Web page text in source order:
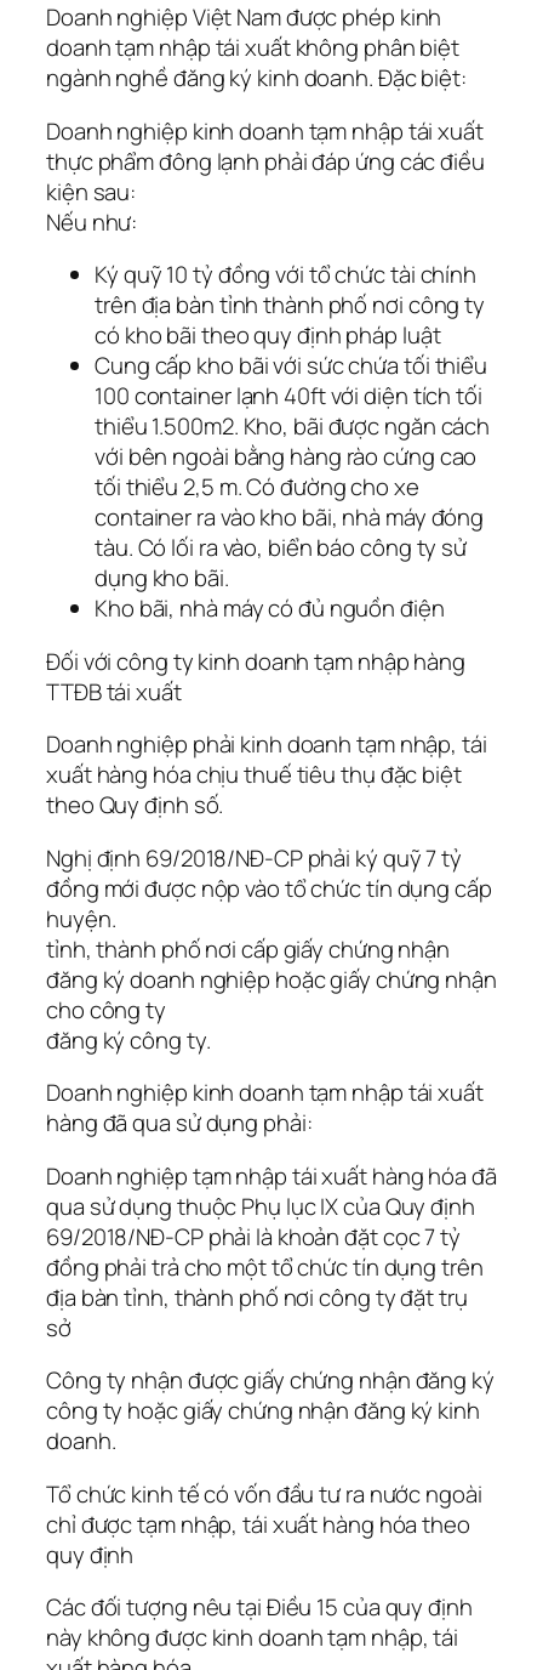
Doanh nghiệp Việt Nam được phép kinh
doanh tạm nhập tái xuất không phân biệt
ngành nghề đăng ký kinh doanh. Đặc biệt:
Doanh nghiệp kinh doanh tạm nhập tái xuất
thực phẩm đông lạnh phải đáp ứng các điều
kiện sau:
Nếu như:
Ký quỹ 10 tỷ đồng với tổ chức tài chính
trên địa bàn tỉnh thành phố nơi công ty
có kho bãi theo quy định pháp luật
Cung cấp kho bãi với sức chứa tối thiểu
100 container lạnh 40ft với diện tích tối
thiểu 1.500m2. Kho, bãi được ngăn cách
với bên ngoài bằng hàng rào cứng cao
tối thiểu 2,5 m. Có đường cho xe
container ra vào kho bãi, nhà máy đóng
tàu. Có lối ra vào, biển báo công ty sử
dụng kho bãi.
Kho bãi, nhà máy có đủ nguồn điện
Đối với công ty kinh doanh tạm nhập hàng
TTĐB tái xuất
Doanh nghiệp phải kinh doanh tạm nhập, tái
xuất hàng hóa chịu thuế tiêu thụ đặc biệt
theo Quy định số.
Nghị định 69/2018/NĐ-CP phải ký quỹ 7 tỷ
đồng mới được nộp vào tổ chức tín dụng cấp
huyện.
tỉnh, thành phố nơi cấp giấy chứng nhận
đăng ký doanh nghiệp hoặc giấy chứng nhận
cho công ty
đăng ký công ty.
Doanh nghiệp kinh doanh tạm nhập tái xuất
hàng đã qua sử dụng phải:
Doanh nghiệp tạm nhập tái xuất hàng hóa đã
qua sử dụng thuộc Phụ lục IX của Quy định
69/2018/NĐ-CP phải là khoản đặt cọc 7 tỷ
đồng phải trả cho một tổ chức tín dụng trên
địa bàn tỉnh, thành phố nơi công ty đặt trụ
sở
Công ty nhận được giấy chứng nhận đăng ký
công ty hoặc giấy chứng nhận đăng ký kinh
doanh.
Tổ chức kinh tế có vốn đầu tư ra nước ngoài
chỉ được tạm nhập, tái xuất hàng hóa theo
quy định
Các đối tượng nêu tại Điều 15 của quy định
này không được kinh doanh tạm nhập, tái